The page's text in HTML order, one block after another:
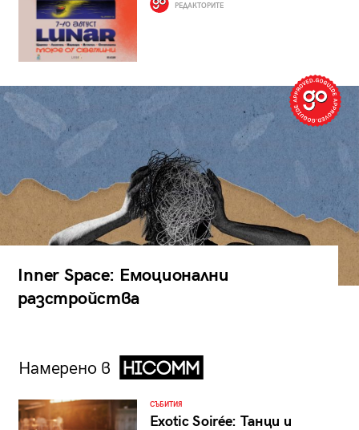
РЕДАКТОРИТЕ
Inner Space: Емоционални
разстройства
Намерено в
СЪБИТИЯ
Exotic Soirée: Танци и